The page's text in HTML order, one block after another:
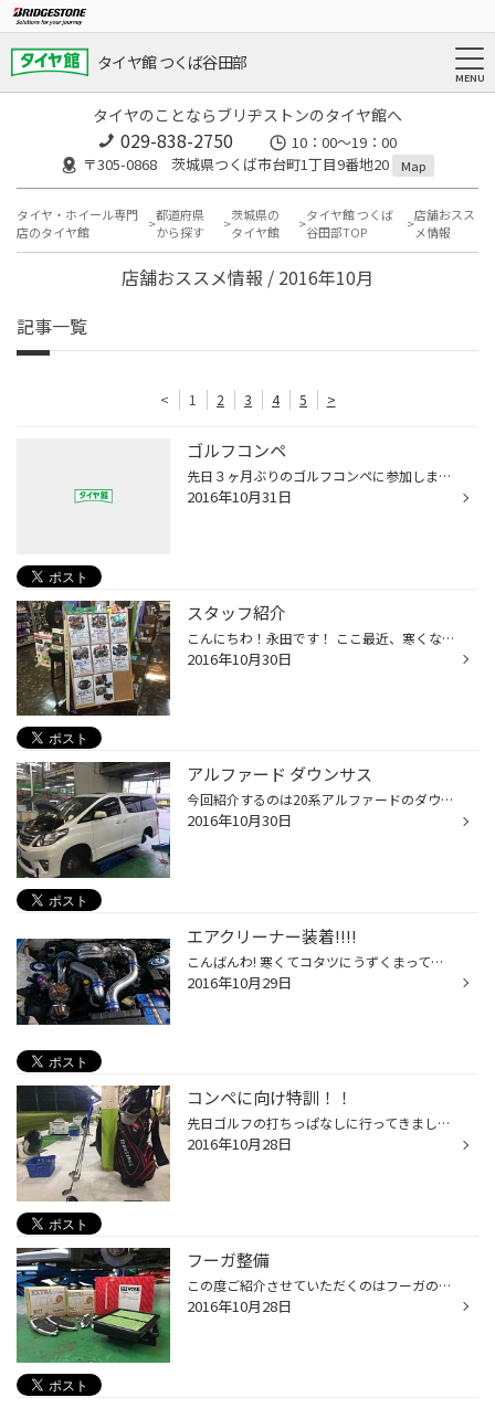
タイヤ館 つくば谷田部
タイヤのことならブリヂストンのタイヤ館へ
029-838-2750
10：00～19：00
〒305-0868 茨城県つくば市台町1丁目9番地20
Map
タイヤ・ホイール専門
店のタイヤ館
都道府県
から探す
茨城県の
タイヤ館
タイヤ館 つくば
谷田部TOP
店舗おスス
メ情報
店舗おススメ情報 / 2016年10月
記事一覧
< 1 2 3 4 5 >
ゴルフコンペ
先日３ヶ月ぶりのゴルフコンペに参加しました☆ 以前にも行ったことのあるコースでしたが日頃の練習不足で いつもの様に残念な結果でした。。。 ＯＵＴコース 。。。 ＩＮコース ５４ 前半のＯＵＴコースは酷かったのですが気を取り直しお昼に 一杯飲みＩＮコースに挑みましたらなんとか６０越えず...
2016年10月31日
スタッフ紹介
こんにちわ！永田です！ ここ最近、寒くなってきましたね！ 本日もたくさんのスタッドレスタイヤのご予約ありがとう ございました。当店は１１月末までは早期予約ということで 通常時期（１２月以降）よりお安くお買い求めになれます！ スタッドスをお考えの方は当店スタッフがしっかりとご提案させ...
2016年10月30日
アルファード ダウンサス
今回紹介するのは20系アルファードのダウンサス取付けです！ 以前は軽に乗って結構弄ってたのですが、クルマを乗り替えて、そこまで車高は下げたくないけど支障をきたさない程度に下げたいと言うことで、RS-R Ti2000ダウンサスを取付けさせて頂きました！ やはり下がったらアルミを入れたくなったよ...
2016年10月30日
エアクリーナー装着!!!!
こんばんわ! 寒くてコタツにうずくまってるクスＰです! さてさて今日はそんな寒さに負けず、我が愛車のＦＤのエアクリーナーの交換をしてみました(ー_ー)! 元々純正のエアクリからブリッツのアポロ型のエアクリに変えて、そして今日トラストの毒キノコエアクリに変えました(*_*)ｗ(笑) なんかエンジ...
2016年10月29日
コンペに向け特訓！！
先日ゴルフの打ちっぱなしに行ってきました！ どうも最近太ったらしく腰が回らずボールが右にそれて しまいます。。。 それでも必死に頑張りましたら少しずつ修正はできたの ですがまだまだです↓ ３０日が本番なので今更ジタバタしてもしょうがないの ですが最終の土曜日も練習したいと思います！ ...
2016年10月28日
フーガ整備
この度ご紹介させていただくのはフーガの一般整備に なります。 日頃お世話になっていまして今回はブレーキパッド、 エアエレメントの交換になります！ ブレーキパッドは僕も使用してますディクセルのＥＣ (エクストラクルーズ)パッドとエアエレメントはピッ ワーク品になります。 ブレーキパッドの...
2016年10月28日